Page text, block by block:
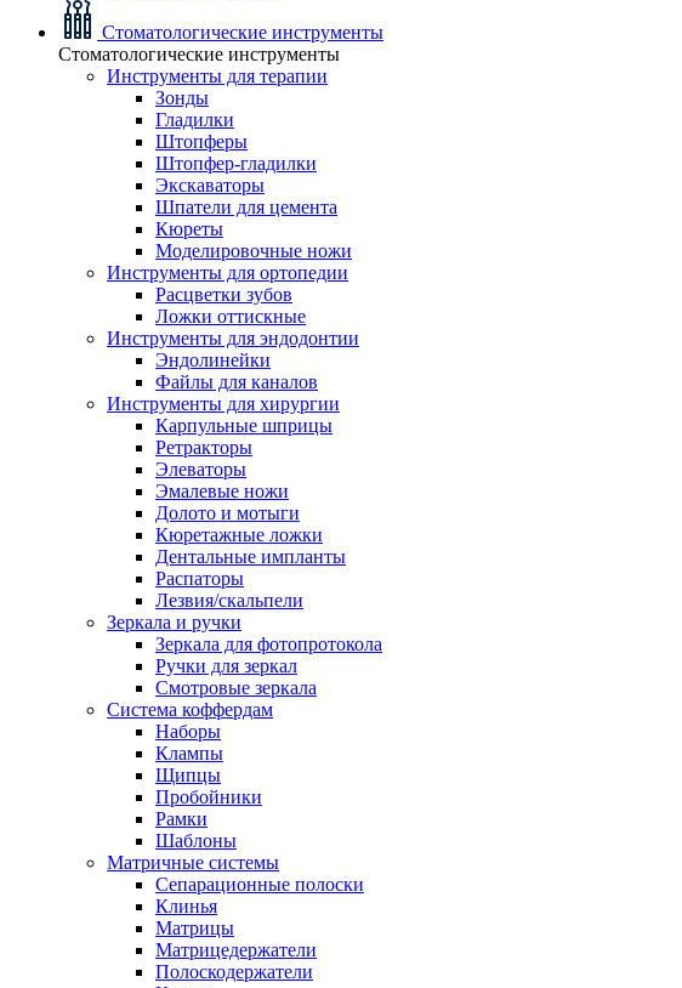
Стоматологические инструменты
Стоматологические инструменты
Инструменты для терапии
Зонды
Гладилки
Штопферы
Штопфер-гладилки
Экскаваторы
Шпатели для цемента
Кюреты
Моделировочные ножи
Инструменты для ортопедии
Расцветки зубов
Ложки оттискные
Инструменты для эндодонтии
Эндолинейки
Файлы для каналов
Инструменты для хирургии
Карпульные шприцы
Ретракторы
Элеваторы
Эмалевые ножи
Долото и мотыги
Кюретажные ложки
Дентальные импланты
Распаторы
Лезвия/скальпели
Зеркала и ручки
Зеркала для фотопротокола
Ручки для зеркал
Смотровые зеркала
Система коффердам
Наборы
Клампы
Щипцы
Пробойники
Рамки
Шаблоны
Матричные системы
Сепарационные полоски
Клинья
Матрицы
Матрицедержатели
Полоскодержатели